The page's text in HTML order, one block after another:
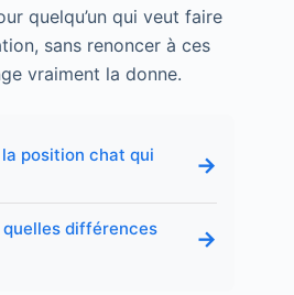
quelqu’un qui veut faire
sans renoncer à ces
vraiment la donne.
position chat qui
→
différences
→